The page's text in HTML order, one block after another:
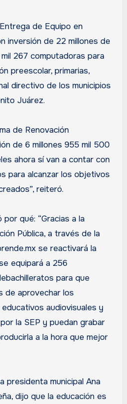
de Equipo en
inversión de 22 millones de
267 computadoras para
preescolar, primarias,
directivo de los municipios
Juárez.
de Renovación
de 6 millones 955 mil 500
ahora sí van a contar con
para alcanzar los objetivos
reiteró.
qué: “Gracias a la
Pública, a través de la
se reactivará la
equipará a 256
para que
de aprovechar los
audiovisuales y
la SEP y puedan grabar
a la hora que mejor
presidenta municipal Ana
dijo que la educación es